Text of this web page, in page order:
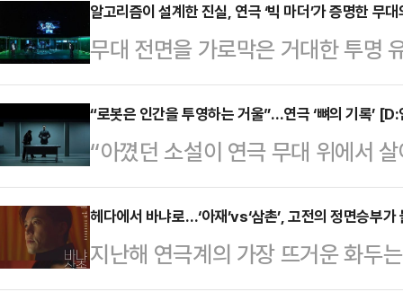
하려 했던 윤리적 기준이 퇴보하고
계와 업계 자정 시스템의 부재 속에
대책 마련이 시급하다는 지적이 나
력범죄의 처벌 등에 관한 특례법 위
표 A씨에 대한 항소심에서 원심의
행유예 2년…
알고리즘이 설계한 진실, 연극 ‘빅 마더’가 증명한 무
무대 전면을 가로막은 거대한 투명
실시간으로 움직이는 라이브 카메
중인 연극 ‘빅 마더’는 아날로그 연
호한 경계를 만들어낸다. 무대를 가
이자 서사를 끌고 가는 동력이다.프
색한 이 연극은, 대선을 앞둔 미국
포와 이를 둘러싼 음모, 그리고 그
“로봇은 인간을 투영하는 거울”…연극 ‘뼈의 기록’
“아꼈던 소설이 연극 무대 위에서
을 만큼 벅참이 느껴져요.”(천선란
으로 ‘밤에 찾아오는 구원자’를 무
가 ‘뼈의 기록’으로 다시 만났다. 스
헤다에서 바냐로…‘아재’vs‘삼촌’, 고전의 정면승부
지난해 연극계의 가장 뜨거운 화두